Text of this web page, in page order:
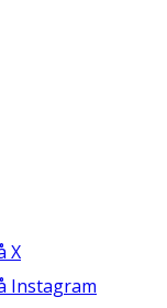
X
Instagram